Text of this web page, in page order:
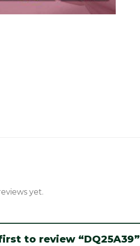
yet.
to review “DQ25A39”